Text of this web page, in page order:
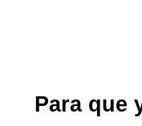
Para que